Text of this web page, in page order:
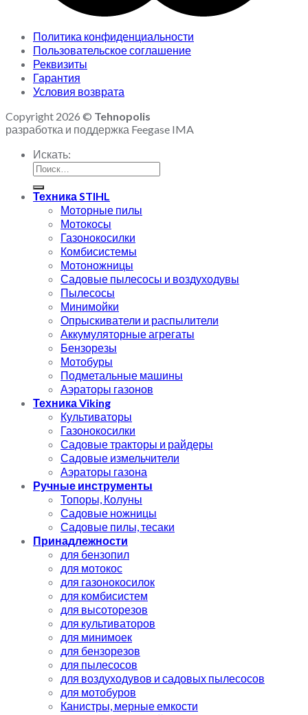
Политика конфиденциальности
Пользовательское соглашение
Реквизиты
Гарантия
Условия возврата
Copyright 2026 © Tehnopolis
разработка и поддержка Feegase IMA
Искать:
Техника STIHL
Моторные пилы
Мотокосы
Газонокосилки
Комбисистемы
Мотоножницы
Садовые пылесосы и воздуходувы
Пылесосы
Минимойки
Опрыскиватели и распылители
Аккумуляторные агрегаты
Бензорезы
Мотобуры
Подметальные машины
Аэраторы газонов
Техника Viking
Культиваторы
Газонокосилки
Садовые тракторы и райдеры
Садовые измельчители
Аэраторы газона
Ручные инструменты
Топоры, Колуны
Садовые ножницы
Садовые пилы, тесаки
Принадлежности
для бензопил
для мотокос
для газонокосилок
для комбисистем
для высоторезов
для культиваторов
для минимоек
для бензорезов
для пылесосов
для воздуходувов и садовых пылесосов
для мотобуров
Канистры, мерные емкости